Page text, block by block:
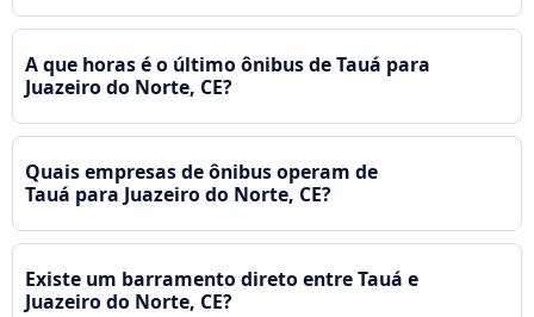
A que horas é o último ônibus de Tauá para
Juazeiro do Norte, CE?
Quais empresas de ônibus operam de
Tauá para Juazeiro do Norte, CE?
Existe um barramento direto entre Tauá e
Juazeiro do Norte, CE?